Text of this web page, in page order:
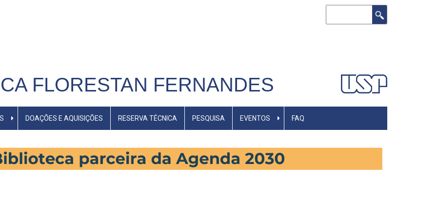
FLORESTAN FERNANDES
DOAÇÕES E AQUISIÇÕES RESERVA TÉCNICA PESQUISA EVENTOS FAQ